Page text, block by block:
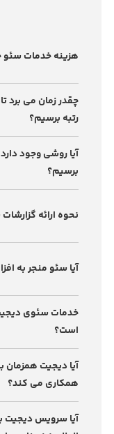
هزینه خدمات
چقدر زمان می برد
رتبه برسیم؟
آیا روشی وجود
برسیم؟
نحوه ارائه
آیا سئو منجر به
خدمات سئوی
است؟
آیا دیجیت همزمان
همکاری می کند؟
آیا سرویس دیجیت